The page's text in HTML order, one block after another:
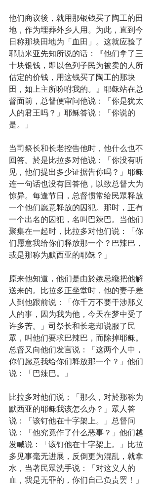
他们商议後，就用那银钱买了陶工的田
地，作为埋葬外乡人用。为此，直到今
日称那块田地为「血田」。这就应验了
耶肋米亚先知所说的话：『他们拿了三
十块银钱，即以色列子民为被卖的人所
估定的价钱，用这钱买了陶工的那块
田，如上主所吩咐我的。』耶稣站在总
督面前，总督便审问他说：「你是犹太
人的君王吗？」耶稣答说：「你说的
是。」
当司祭长和长老控告他时，他什么也不
回答。於是比拉多对他说：「你没有听
见，他们提出多少证据告你吗？」耶稣
连一句话也没有回答他，以致总督大为
惊异。每逢节日，总督惯常给民眾释放
一个他们愿意释放的囚犯。那时，正有
一个出名的囚犯，名叫巴辣巴。当他们
聚集在一起时，比拉多对他们说：「你
们愿意我给你们释放那一个？巴辣巴，
或是那称为默西亚的耶稣？」
原来他知道，他们是由於嫉忌纔把他解
送来的。比拉多正坐堂时，他的妻子差
人到他跟前说：「你千万不要干涉那义
人的事，因为我为他，今天在梦中受了
许多苦。」司祭长和长老却说服了民
眾，叫他们要求巴辣巴，而除掉耶稣。
总督又向他们发言说：「这两个人中，
你们愿意我给你们释放那一个？」他们
说：「巴辣巴。」
比拉多对他们说；「那么，对於那称为
默西亚的耶稣我该怎么办？」眾人答
说：「该钉他在十字架上。」总督问
说：「他究竟作了什么恶事？」他们越
发喊说：「该钉他在十字架上。」比拉
多见事毫无进展，反倒更为混乱，就拿
水，当著民眾洗手说：「对这义人的
血，我是无罪的，你们自己负责罢！」